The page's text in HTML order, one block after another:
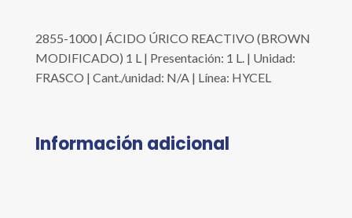
2855-1000 | ÁCIDO ÚRICO REACTIVO (BROWN
MODIFICADO) 1 L | Presentación: 1 L. | Unidad:
FRASCO | Cant./unidad: N/A | Línea: HYCEL
Información adicional